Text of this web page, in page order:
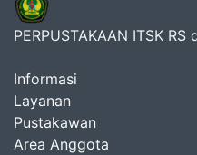
PERPUSTAKAAN ITSK RS
Informasi
Layanan
Pustakawan
Area Anggota